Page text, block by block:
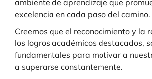
ambiente de aprendizaje que
excelencia en cada paso del camino.
Creemos que el reconocimiento y la
los logros académicos destacados,
fundamentales para motivar a
a superarse constantemente.